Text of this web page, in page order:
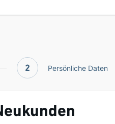
2 Persönliche Daten